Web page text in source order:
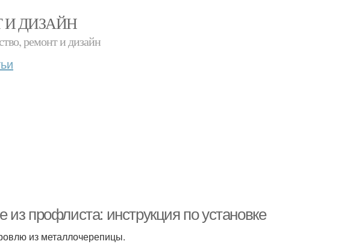
И ДИЗАЙН
ремонт и дизайн
профлиста: инструкция по установке
из металлочерепицы.